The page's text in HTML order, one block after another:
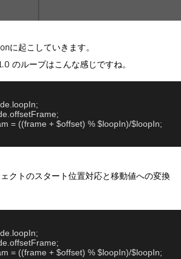
に起こしていきます。
のループはこんな感じですね。
= ((frame + $offset) % $loopIn)/$loopIn;
クトのスタート位置対応と移動値への変換
= ((frame + $offset) % $loopIn)/$loopIn;